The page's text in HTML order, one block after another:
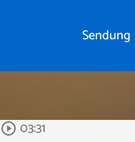
Sendung
play_circle_outline 03:31